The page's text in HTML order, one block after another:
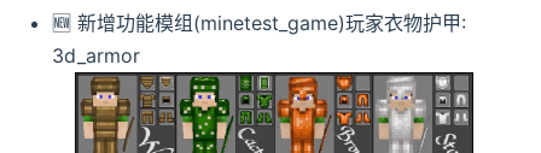
🆕️️ 新增功能模组(minetest_game)玩家衣物护甲:
3d_armor